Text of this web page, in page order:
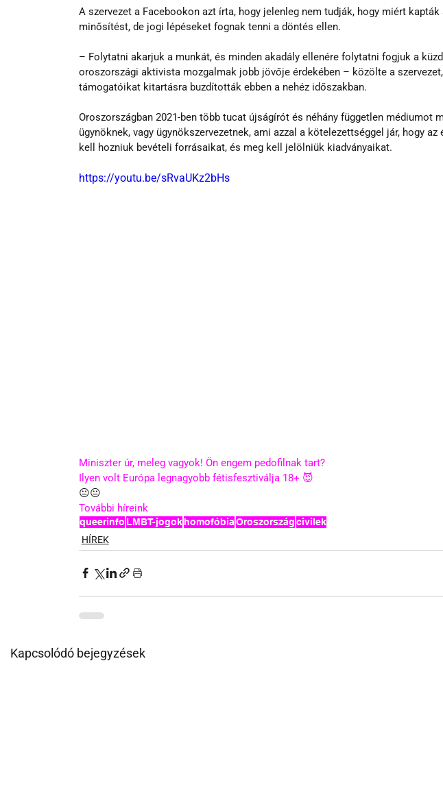
A szervezet a Facebookon azt írta, hogy jelenleg nem tudják, hogy miért
minősítést, de jogi lépéseket fognak tenni a döntés ellen.
– Folytatni akarjuk a munkát, és minden akadály ellenére folytatni fogjuk a
oroszországi aktivista mozgalmak jobb jövője érdekében – közölte a
támogatóikat kitartásra buzdították ebben a nehéz időszakban.
Oroszországban 2021-ben több tucat újságírót és néhány független médiumot
ügynöknek, vagy ügynökszervezetnek, ami azzal a kötelezettséggel jár, hogy
kell hozniuk bevételi forrásaikat, és meg kell jelölniük kiadványaikat.
https://youtu.be/sRvaUKz2bHs
Miniszter úr, meleg vagyok! Ön engem pedofilnak tart?
Ilyen volt Európa legnagyobb fétisfesztiválja 18+ 😈
😐😐
További híreink
queerinfo LMBT-jogokhomofóbiaOroszországcivilek
HÍREK
Kapcsolódó bejegyzések